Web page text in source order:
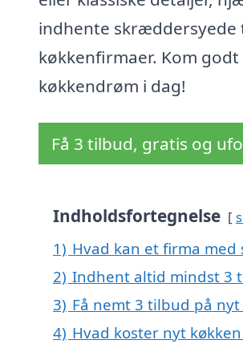
indhente skræddersyede
køkkenfirmaer. Kom
køkkendrøm i dag!
Få 3 tilbud, gratis og
Indholdsfortegnelse
1) Hvad kan et firma
2) Indhent altid mindst 3
3) Få nemt 3 tilbud på
4) Hvad koster nyt